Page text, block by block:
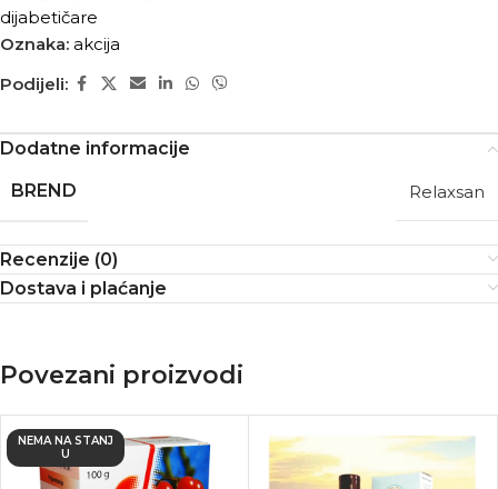
dijabetičare
Oznaka: akcija
Podijeli:
Dodatne informacije
BREND
Relaxsan
Recenzije (0)
Dostava i plaćanje
Povezani proizvodi
NEMA NA STANJ
U